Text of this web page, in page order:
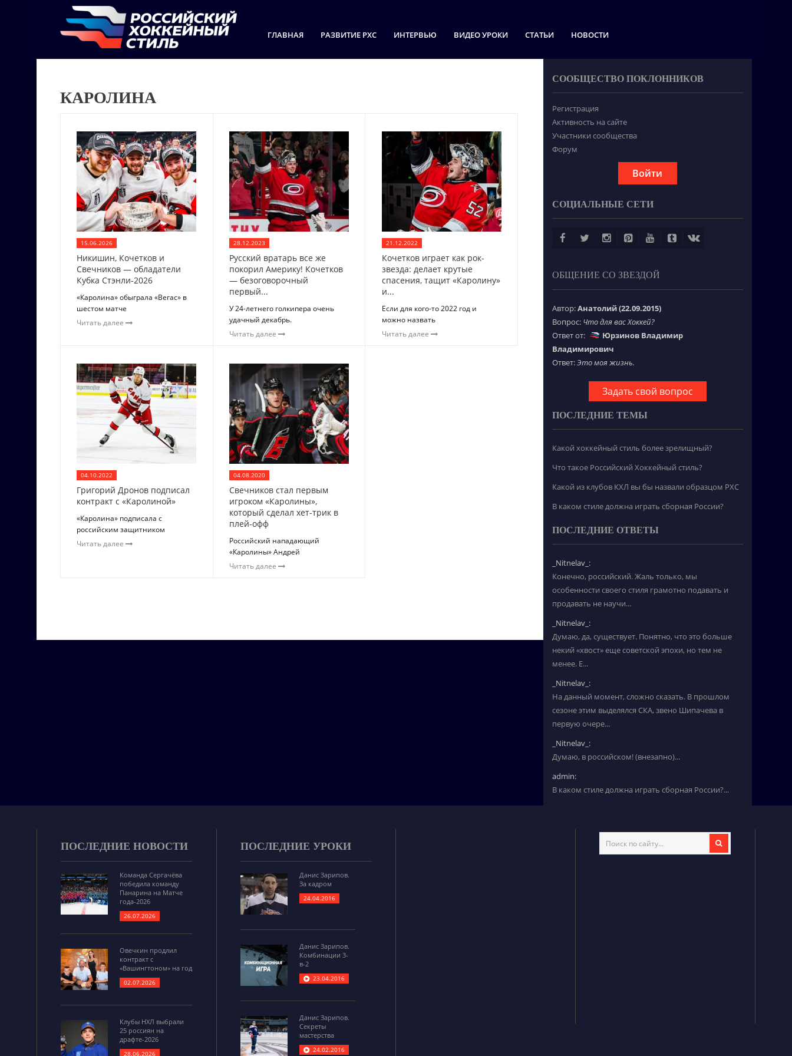
ГЛАВНАЯ РАЗВИТИЕ РХС ИНТЕРВЬЮ ВИДЕО УРОКИ СТАТЬИ НОВОСТИ
КАРОЛИНА
15.06.2026
Никишин, Кочетков и
Свечников — обладатели
Кубка Стэнли-2026
«Каролина» обыграла «Вегас» в
шестом матче
Читать далее
28.12.2023
Русский вратарь все же
покорил Америку! Кочетков
— безоговорочный
первый...
У 24-летнего голкипера очень
удачный декабрь.
Читать далее
21.12.2022
Кочетков играет как рок-
звезда: делает крутые
спасения, тащит «Каролину»
и...
Если для кого-то 2022 год и
можно назвать
Читать далее
04.10.2022
Григорий Дронов подписал
контракт с «Каролиной»
«Каролина» подписала с
российским защитником
Читать далее
04.08.2020
Свечников стал первым
игроком «Каролины»,
который сделал хет-трик в
плей-офф
Российский нападающий
«Каролины» Андрей
Читать далее
СООБЩЕСТВО ПОКЛОННИКОВ
Регистрация
Активность на сайте
Участники сообщества
Форум
Войти
СОЦИАЛЬНЫЕ СЕТИ
ОБЩЕНИЕ СО ЗВЕЗДОЙ
Автор:Анатолий (22.09.2015)
Вопрос: Что для вас Хоккей?
Ответ от:
Юрзинов Владимир
Владимирович
Ответ:Это моя жизнь.
Задать свой вопрос
ПОСЛЕДНИЕ ТЕМЫ
Какой хоккейный стиль более зрелищный?
Что такое Российский Хоккейный стиль?
Какой из клубов КХЛ вы бы назвали образцом РХС
В каком стиле должна играть сборная России?
ПОСЛЕДНИЕ ОТВЕТЫ
_Nitnelav_:
Конечно, российский. Жаль только, мы
особенности своего стиля грамотно подавать и
продавать не научи...
_Nitnelav_:
Думаю, да, существует. Понятно, что это больше
некий «хвост» еще советской эпохи, но тем не
менее. Е...
_Nitnelav_:
На данный момент, сложно сказать. В прошлом
сезоне этим выделялся СКА, звено Шипачева в
первую очере...
_Nitnelav_:
Думаю, в российском! (внезапно)...
admin:
В каком стиле должна играть сборная России?...
ПОСЛЕДНИЕ НОВОСТИ
Команда Сергачёва
победила команду
Панарина на Матче
года-2026
26.07.2026
Овечкин продлил
контракт с
«Вашингтоном» на год
02.07.2026
Клубы НХЛ выбрали
25 россиян на
драфте-2026
28.06.2026
ПОСЛЕДНИЕ УРОКИ
Данис Зарипов.
За кадром
24.04.2016
Данис Зарипов.
Комбинации 3-
в-2
23.04.2016
Данис Зарипов.
Секреты
мастерства
24.02.2016